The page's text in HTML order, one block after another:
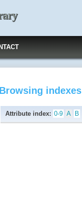
Browsing indexes
Attribute index: 0-9 A B